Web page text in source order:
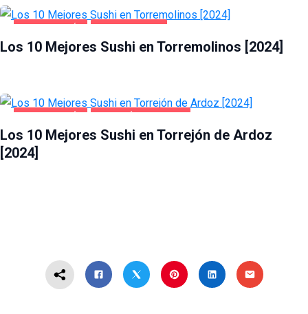
Los 10 Mejores Sushi en Torremolinos [2024]
Los 10 Mejores Sushi en Torrejón de Ardoz
[2024]